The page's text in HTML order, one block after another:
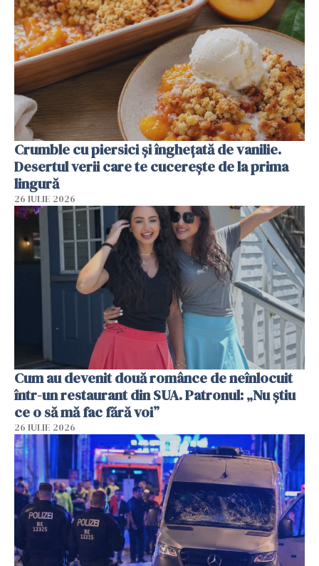
Crumble cu piersici și înghețată de vanilie.
Desertul verii care te cucerește de la prima
lingură
26 IULIE 2026
Cum au devenit două românce de neînlocuit
într-un restaurant din SUA. Patronul: „Nu știu
ce o să mă fac fără voi”
26 IULIE 2026